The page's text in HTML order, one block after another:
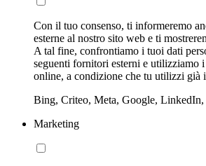
Con il tuo consenso, ti informeremo
esterne al nostro sito web e ti
A tal fine, confrontiamo i tuoi dati
seguenti fornitori esterni e utilizziamo
online, a condizione che tu utilizzi già
Bing, Criteo, Meta, Google,
Marketing